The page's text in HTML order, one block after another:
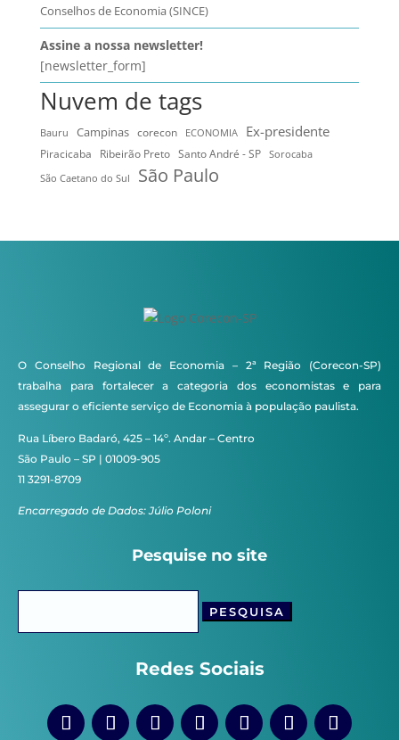
Conselhos de Economia (SINCE)
Assine a nossa newsletter!
[newsletter_form]
Nuvem de tags
Bauru Campinas corecon ECONOMIA Ex-presidente
Piracicaba Ribeirão Preto Santo André - SP
Sorocaba
São Caetano do Sul
São Paulo
O Conselho Regional de Economia – 2ª Região (Corecon-SP)
trabalha para fortalecer a categoria dos economistas e para
assegurar o eficiente serviço de Economia à população paulista.
Rua Líbero Badaró, 425 – 14º. Andar – Centro
São Paulo – SP | 01009-905
11 3291-8709
Encarregado de Dados: Júlio Poloni
Pesquise no site
Redes Sociais